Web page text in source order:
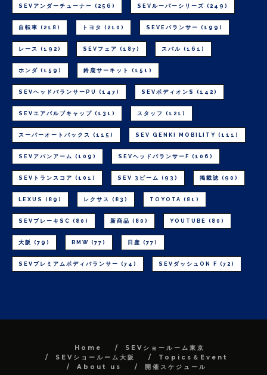
SEVアンダーチューナー (256) SEVルーパーシリーズ (249)
自転車 (218) トヨタ (210) SEVEバランサー (199)
レース (192) SEVフェア (187) スバル (161)
ホンダ (159) 鈴鹿サーキット (151)
SEVヘッドバランサーPU (147) SEVボディオンS (142)
SEVエアバルブキャップ (131) スタッフ (121)
スーパーオートバックス (115) SEV GENKI MOBILITY (111)
SEVアバンアーム (109) SEVヘッドバランサーF (106)
SEVトランスコア (101) SEV 3ビーム (93) 掲載誌 (90)
LEXUS (89) レクサス (83) TOYOTA (81)
SEVブレーキSC (80) 新商品 (80) YOUTUBE (80)
大阪 (79) BMW (77) 日産 (77)
SEVプレミアムボディバランサー (74) SEVダッシュON F (72)
Home
SEVショールーム東京
SEVショールーム大阪
Topics＆Event
About us
開催スケジュール